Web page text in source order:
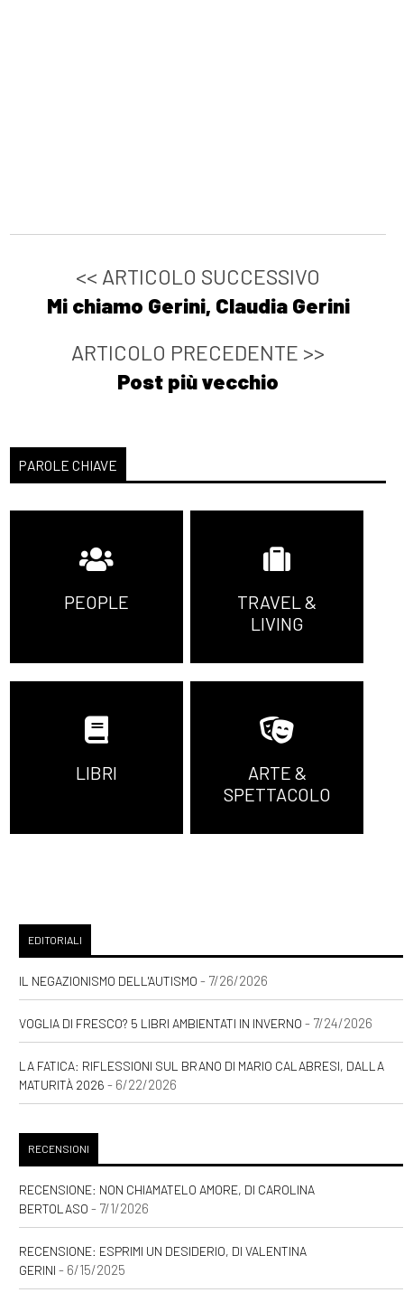
<< ARTICOLO SUCCESSIVO
Mi chiamo Gerini, Claudia Gerini
ARTICOLO PRECEDENTE >>
Post più vecchio
PAROLE CHIAVE
PEOPLE
TRAVEL &
LIVING
LIBRI
ARTE &
SPETTACOLO
EDITORIALI
IL NEGAZIONISMO DELL'AUTISMO - 7/26/2026
VOGLIA DI FRESCO? 5 LIBRI AMBIENTATI IN INVERNO - 7/24/2026
LA FATICA: RIFLESSIONI SUL BRANO DI MARIO CALABRESI, DALLA
MATURITÀ 2026 - 6/22/2026
RECENSIONI
RECENSIONE: NON CHIAMATELO AMORE, DI CAROLINA
BERTOLASO - 7/1/2026
RECENSIONE: ESPRIMI UN DESIDERIO, DI VALENTINA
GERINI - 6/15/2025